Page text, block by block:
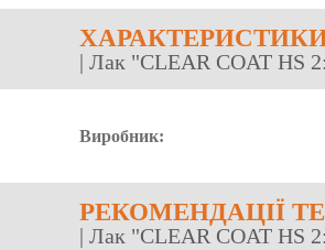
| Лак "CLEAR COAT HS
Виробник:
РЕКОМЕНДАЦІЇ
| Лак "CLEAR COAT HS